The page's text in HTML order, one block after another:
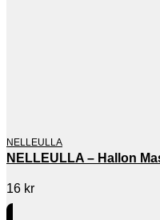
NELLEULLA
NELLEULLA – Hallon
16 kr